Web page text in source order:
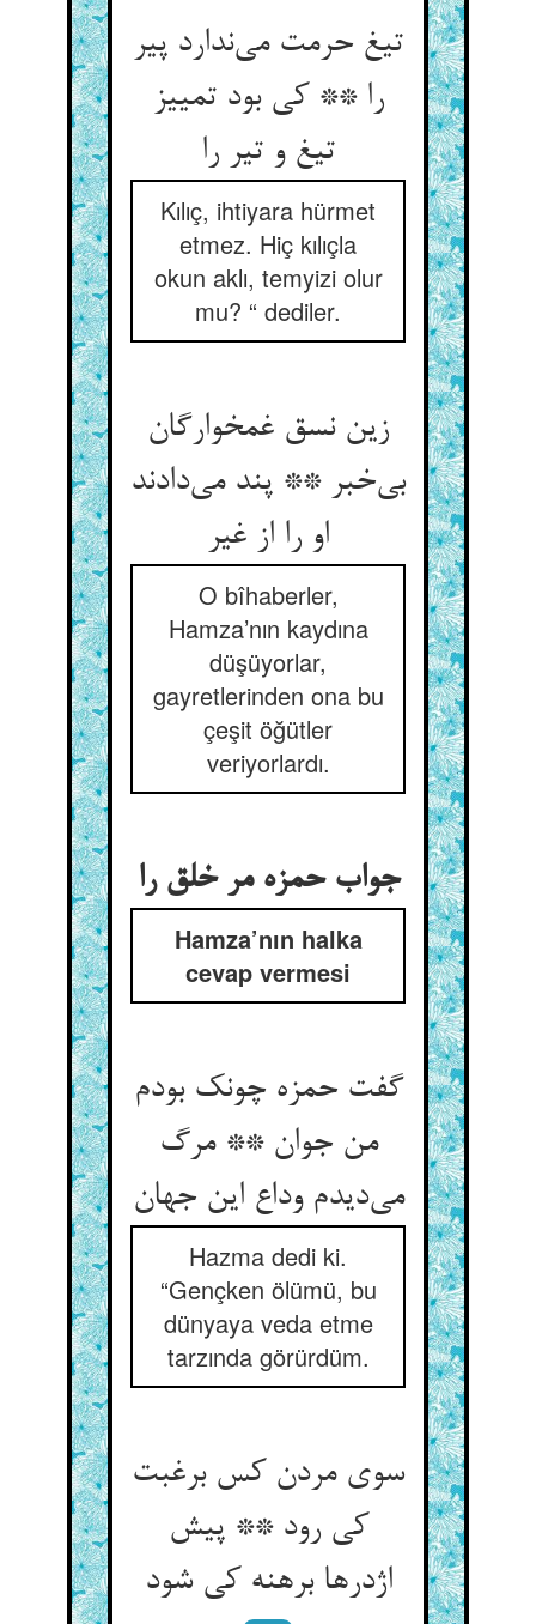
تیغ حرمت می‌ندارد پیر
را ** کی بود تمییز
تیغ و تیر را
Kılıç, ihtiyara hürmet
etmez. Hiç kılıçla
okun aklı, temyizi olur
mu? “ dediler.
زین نسق غمخوارگان
بی‌خبر ** پند می‌دادند
او را از غیر
O bîhaberler,
Hamza’nın kaydına
düşüyorlar,
gayretlerinden ona bu
çeşit öğütler
veriyorlardı.
جواب حمزه مر خلق را
Hamza’nın halka
cevap vermesi
گفت حمزه چونک بودم
من جوان ** مرگ
می‌دیدم وداع این جهان
Hazma dedi ki.
“Gençken ölümü, bu
dünyaya veda etme
tarzında görürdüm.
سوی مردن کس برغبت
کی رود ** پیش
اژدرها برهنه کی شود